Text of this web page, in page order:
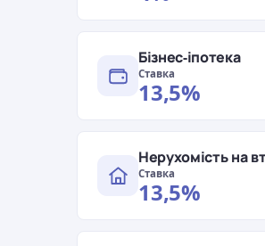
Бізнес-іпотека
Ставка
13,5%
Нерухомість на
Ставка
13,5%